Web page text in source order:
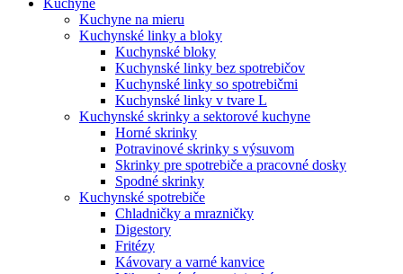
Kuchyne na mieru
Kuchynské linky a bloky
Kuchynské bloky
Kuchynské linky bez spotrebičov
Kuchynské linky so spotrebičmi
Kuchynské linky v tvare L
Kuchynské skrinky a sektorové kuchyne
Horné skrinky
Potravinové skrinky s výsuvom
Skrinky pre spotrebiče a pracovné dosky
Spodné skrinky
Kuchynské spotrebiče
Chladničky a mrazničky
Digestory
Fritézy
Kávovary a varné kanvice